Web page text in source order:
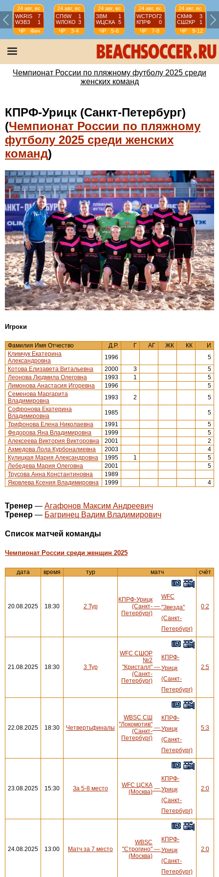
24 авг, вс
WKRIS
7
WЗВЗ
1
ЧР
Фин
24 авг, вс
СПбW
1
WЛОКО 3
ЧР
3-4
24 авг, вс
ЗВМ
1
WЦСКА
5
ЧР
5-6
24 авг, вс
WCТРОГ2
КПРФ
0
ЧР
7-8
24 авг, вс
СКМФ
3
СШ2КР
1
ЧР
9-12
Чемпионат России по пляжному футболу 2025 среди
женских команд
КПРФ-Урицк (Санкт-Петербург)
(Чемпионат России по пляжному
футболу 2025 среди женских
команд)
Игроки
Фамилия Имя Отчество Д.Р. Г АГ ЖК КК
И
Климчук Екатерина
Александровна
1996
5
Котова Елизавета Витальевна
2000 3
5
Леонова Людмила Олеговна
1993 1
5
Лимонова Анастасия Игоревна
1996
5
Семенова Маргарита
Владимировна
1993 2
5
Софронова Екатерина
Владимировна
1985
5
Трифонова Елена Николаевна
1991
5
Федорова Яна Владимировна
1999
5
Алексеева Виктория Викторовна
2001
2
Ахмедова Лола Курбоналиевна
2003
4
Кулицкая Мария Александровна
1995 1
5
Лебедева Мария Олеговна
2001
5
Трусова Анна Константиновна
1989
Яковлева Ксения Владимировна
1999 4
Тренер — Агафонов Максим Андреевич
Тренер — Багринец Вадим Владимирович
Cписок матчей команды
Чемпионат России среди женщин 2025
дата время тур матч счёт
20.08.2025 18:30 2 Тур
КПРФ-Урицк
(Санкт-
Петербург)
—
WFC
"Звезда"
(Санкт-
Петербург)
0:2
21.08.2025 18:30 3 Тур
WFC СШОР
№2
"Кристалл"
(Санкт-
Петербург)
—
КПРФ-
Урицк
(Санкт-
Петербург)
2:5
22.08.2025 18:30 Четвертьфиналы
WBSC СШ
"Локомотив"
(Санкт-
Петербург)
—
КПРФ-
Урицк
(Санкт-
Петербург)
5:3
23.08.2025 15:30 За 5-8 место
WFC ЦСКА
(Москва) —
КПРФ-
Урицк
(Санкт-
Петербург)
2:0
24.08.2025 13:00 Матч за 7 место
WBSC
"Строгино"
(Москва)
—
КПРФ-
Урицк
(Санкт-
Петербург)
2:0